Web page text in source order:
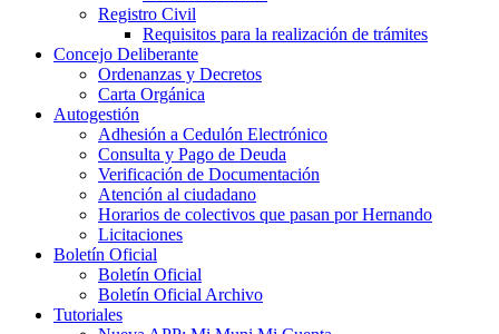
Registro Civil
Requisitos para la realización de trámites
Concejo Deliberante
Ordenanzas y Decretos
Carta Orgánica
Autogestión
Adhesión a Cedulón Electrónico
Consulta y Pago de Deuda
Verificación de Documentación
Atención al ciudadano
Horarios de colectivos que pasan por Hernando
Licitaciones
Boletín Oficial
Boletín Oficial
Boletín Oficial Archivo
Tutoriales